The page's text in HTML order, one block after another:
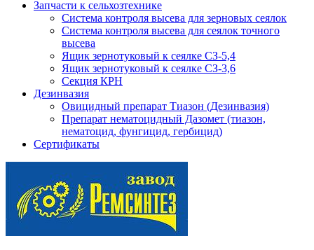
Запчасти к сельхозтехнике
Система контроля высева для зерновых сеялок
Система контроля высева для сеялок точного
высева
Ящик зернотуковый к сеялке СЗ-5,4
Ящик зернотуковый к сеялке СЗ-3,6
Секция КРН
Дезинвазия
Овицидный препарат Тиазон (Дезинвазия)
Препарат нематоцидный Дазомет (тиазон,
нематоцид, фунгицид, гербицид)
Сертификаты